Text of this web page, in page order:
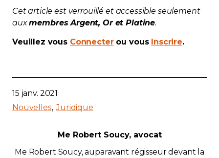
Cet article est verrouillé et accessible seulement
auxmembres Argent, Or et Platine.
Veuillez vous Connecterou vous Inscrire.
15 janv. 2021
Nouvelles Juridique
Me Robert Soucy, avocat
Me Robert Soucy, auparavant régisseur devant la